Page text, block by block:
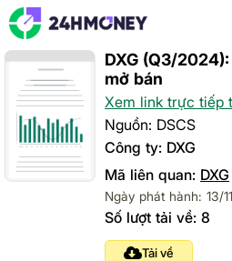
DXG (Q3/
mở bán
Xem link trực tiếp
Nguồn: DSCS
Công ty: DXG
Mã liên quan: DXG
Ngày phát hành: 13/
Số lượt tải về: 8
Tải về